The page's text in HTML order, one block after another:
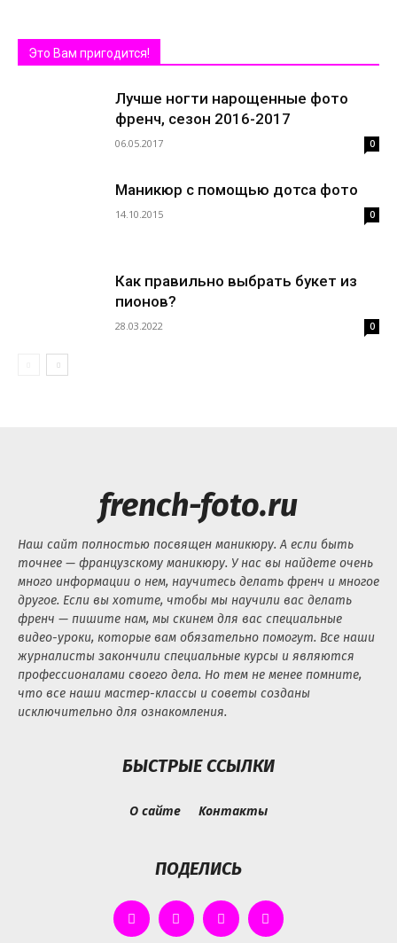
Это Вам пригодится!
Лучше ногти нарощенные фото
френч, сезон 2016-2017
06.05.2017 0
Маникюр с помощью дотса фото
14.10.2015 0
Как правильно выбрать букет из
пионов?
28.03.2022 0
french-foto.ru
Наш сайт полностью посвящен маникюру. А если быть
точнее — французскому маникюру. У нас вы найдете очень
много информации о нем, научитесь делать френч и многое
другое. Если вы хотите, чтобы мы научили вас делать
френч — пишите нам, мы скинем для вас специальные
видео-уроки, которые вам обязательно помогут. Все наши
журналисты закончили специальные курсы и являются
профессионалами своего дела. Но тем не менее помните,
что все наши мастер-классы и советы созданы
исключительно для ознакомления.
БЫСТРЫЕ ССЫЛКИ
О сайте Контакты
ПОДЕЛИСЬ